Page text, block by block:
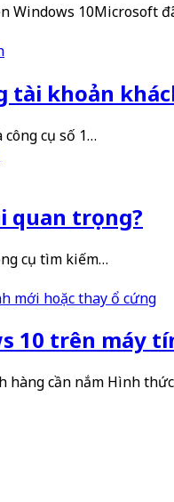
Windows 10Microsoft
tài khoản
cụ số 1…
quan trọng?
cụ tìm kiếm…
10 trên máy
hàng cần nắm Hình